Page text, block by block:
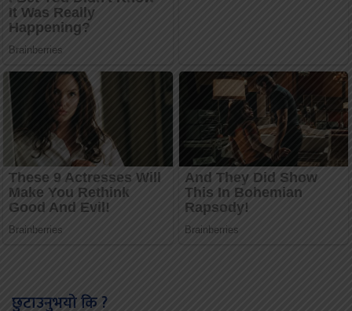
छुटाउनुभयो कि ?